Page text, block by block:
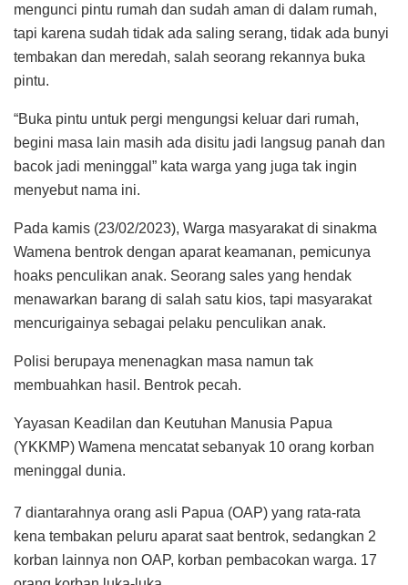
mengunci pintu rumah dan sudah aman di dalam rumah,
tapi karena sudah tidak ada saling serang, tidak ada bunyi
tembakan dan meredah, salah seorang rekannya buka
pintu.
“Buka pintu untuk pergi mengungsi keluar dari rumah,
begini masa lain masih ada disitu jadi langsug panah dan
bacok jadi meninggal” kata warga yang juga tak ingin
menyebut nama ini.
Pada kamis (23/02/2023), Warga masyarakat di sinakma
Wamena bentrok dengan aparat keamanan, pemicunya
hoaks penculikan anak. Seorang sales yang hendak
menawarkan barang di salah satu kios, tapi masyarakat
mencurigainya sebagai pelaku penculikan anak.
Polisi berupaya menenagkan masa namun tak
membuahkan hasil. Bentrok pecah.
Yayasan Keadilan dan Keutuhan Manusia Papua
(YKKMP) Wamena mencatat sebanyak 10 orang korban
meninggal dunia.
7 diantarahnya orang asli Papua (OAP) yang rata-rata
kena tembakan peluru aparat saat bentrok, sedangkan 2
korban lainnya non OAP, korban pembacokan warga. 17